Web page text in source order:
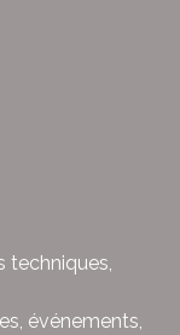
techniques,
événements,